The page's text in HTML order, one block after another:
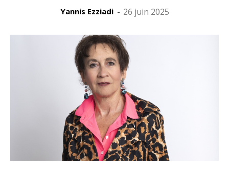
Yannis Ezziadi - 26 juin 2025